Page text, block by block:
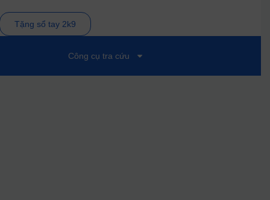
Tặng sổ tay 2k9
Công cụ tra cứu